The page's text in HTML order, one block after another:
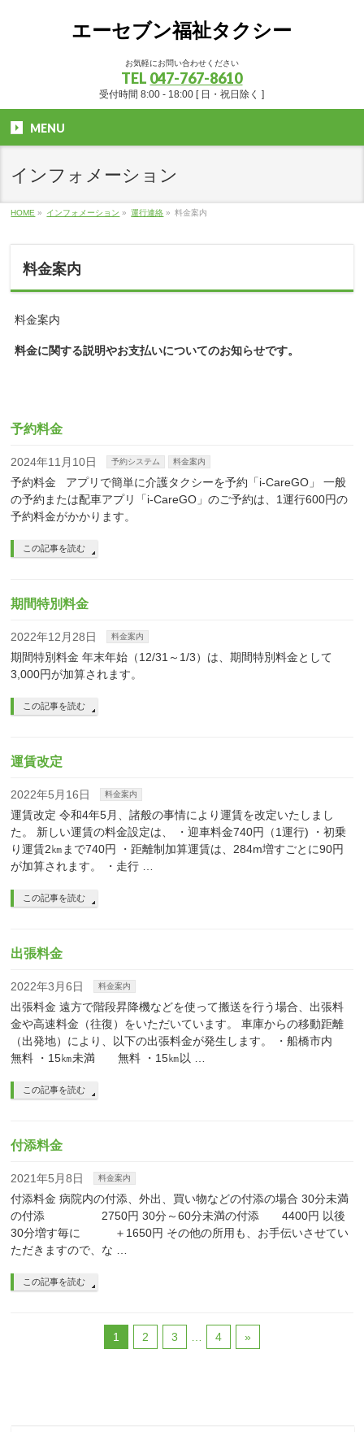
エーセブン福祉タクシー
お気軽にお問い合わせください
TEL 047-767-8610
受付時間 8:00 - 18:00 [ 日・祝日除く ]
MENU
インフォメーション
HOME » インフォメーション » 運行連絡 » 料金案内
料金案内
料金案内
料金に関する説明やお支払いについてのお知らせです。
予約料金
2024年11月10日 予約システム 料金案内
予約料金 アプリで簡単に介護タクシーを予約「i-CareGO」 一般
の予約または配車アプリ「i-CareGO」のご予約は、1運行600円の
予約料金がかかります。
この記事を読む
期間特別料金
2022年12月28日 料金案内
期間特別料金 年末年始（12/31～1/3）は、期間特別料金として
3,000円が加算されます。
この記事を読む
運賃改定
2022年5月16日 料金案内
運賃改定 令和4年5月、諸般の事情により運賃を改定いたしまし
た。 新しい運賃の料金設定は、 ・迎車料金740円（1運行) ・初乗
り運賃2㎞まで740円 ・距離制加算運賃は、284m増すごとに90円
が加算されます。 ・走行 …
この記事を読む
出張料金
2022年3月6日 料金案内
出張料金 遠方で階段昇降機などを使って搬送を行う場合、出張料
金や高速料金（往復）をいただいています。 車庫からの移動距離
（出発地）により、以下の出張料金が発生します。 ・船橋市内
無料 ・15㎞未満 無料 ・15㎞以 …
この記事を読む
付添料金
2021年5月8日 料金案内
付添料金 病院内の付添、外出、買い物などの付添の場合 30分未満
の付添 2750円 30分～60分未満の付添 4400円 以後
30分増す毎に ＋1650円 その他の所用も、お手伝いさせてい
ただきますので、な …
この記事を読む
1 2 3 4 »